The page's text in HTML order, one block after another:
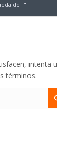
de ""
intenta
términos.